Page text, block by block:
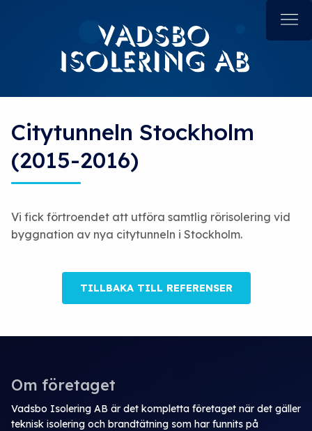
Citytunneln Stockholm
(2015-2016)
Vi fick förtroendet att utföra samtlig rörisolering vid
byggnation av nya citytunneln i Stockholm.
TILLBAKA TILL REFERENSER
Om företaget
Vadsbo Isolering AB är det kompletta företaget när det gäller
teknisk isolering och brandtätning som har funnits på